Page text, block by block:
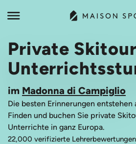
Private
im Madonna di Campiglio
Die besten Erinnerungen entstehen
Finden und buchen Sie private
Unterrichte in ganz Europa.
22,000 verifizierte Lehrerbewertungen